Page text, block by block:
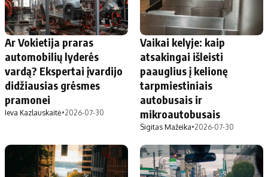
Ar Vokietija praras
automobilių lyderės
vardą? Ekspertai įvardijo
didžiausias grėsmes
pramonei
Ieva Kazlauskaitė•2026-07-30
Vaikai kelyje: kaip
atsakingai išleisti
paauglius į kelionę
tarpmiestiniais
autobusais ir
mikroautobusais
Sigitas Mažeika•2026-07-30